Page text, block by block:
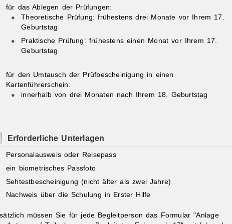
für das Ablegen der Prüfungen:
Theoretische Prüfung: frühestens drei Monate vor Ihrem 17.
Geburtstag
Praktische Prüfung: frühestens einen Monat vor Ihrem 17.
Geburtstag
für den Umtausch der Prüfbescheinigung in einen
Kartenführerschein:
innerhalb von drei Monaten nach Ihrem 18. Geburtstag
Erforderliche Unterlagen
Personalausweis oder Reisepass
ein biometrisches Passfoto
Sehtestbescheinigung (nicht älter als zwei Jahre)
Nachweis über die Schulung in Erster Hilfe
müssen Sie für jede Begleitperson das Formular "Anlage